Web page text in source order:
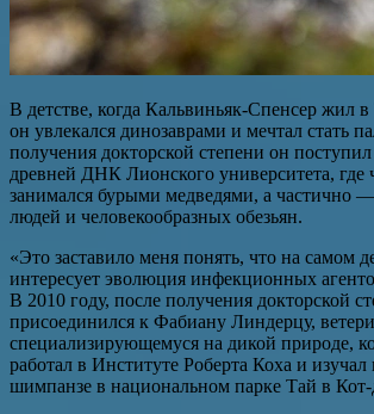
В детстве, когда Кальвиньяк-Спенсер жил
он увлекался динозаврами и мечтал стать
получения докторской степени он
древней ДНК Лионского университета, где
занимался бурыми медведями, а частично
людей и человекообразных обезьян.
«Это заставило меня понять, что на самом
интересует эволюция инфекционных
В 2010 году, после получения докторской
присоединился к Фабиану Линдерцу,
специализирующемуся на дикой природе,
работал в Институте Роберта Коха и
шимпанзе в национальном парке Тай в Кот-